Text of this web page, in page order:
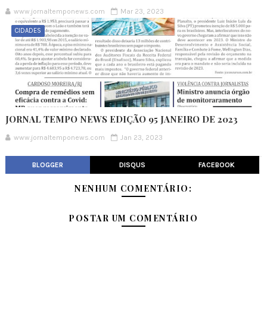
www.jornaltemponews.com Mar 23, 2023
CIDADES
JORNAL TEMPO NEWS EDIÇÃO 95 JANEIRO DE 2023
www.jornaltemponews.com Jan 23, 2023
BLOGGER DISQUS FACEBOOK
NENHUM COMENTÁRIO:
POSTAR UM COMENTÁRIO